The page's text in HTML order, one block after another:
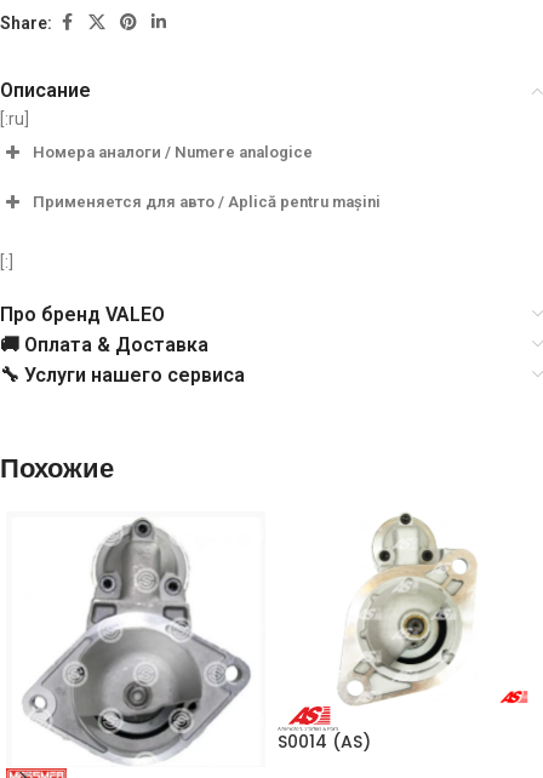
Share:
Описание
[:ru]
Номера аналоги / Numere analogice
S1072, S3111, S3136 AS-PL
0986022591
113659
CST32101OS
CST32113GS CASCO
8232 CEVAM
9504 CEVAM
Применяется для авто / Aplică pentru mașini
[:]
Про бренд VALEO
🚚 Оплата & Доставка
🔧 Услуги нашего сервиса
Похожие
S0014 (AS)